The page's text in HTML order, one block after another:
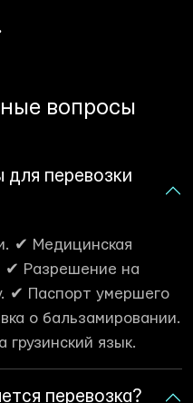
вопросы
перевозки
✔ Медицинская
✔ Разрешение на
✔ Паспорт умершего
о бальзамировании.
язык.
перевозка?